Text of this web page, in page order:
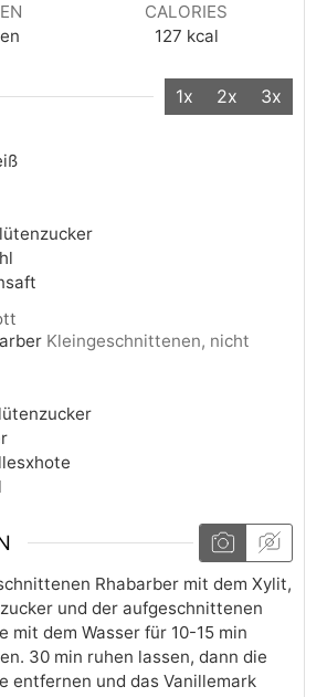
CALORIES
127 kcal
1x 2x 3x
Kleingeschnittenen, nicht
Rhabarber mit dem Xylit,
und der aufgeschnittenen
mit dem Wasser für 10-15 min
30 min ruhen lassen, dann die
entfernen und das Vanillemark